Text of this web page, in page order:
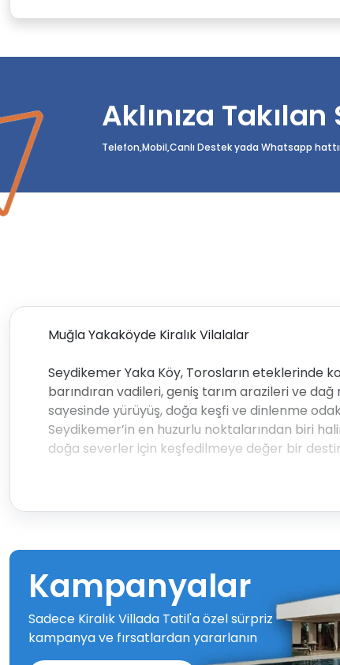
Aklınıza Takılan
Telefon,Mobil,Canlı Destek yada Whatsapp
Muğla Yakaköyde Kiralık Vilalalar
Seydikemer Yaka Köy, Torosların eteklerinde
barındıran vadileri, geniş tarım arazileri ve
sayesinde yürüyüş, doğa keşfi ve dinlenme
Seydikemer’in en huzurlu noktalarından biri
doğa severler için keşfedilmeye değer bir
Kampanyalar
Sadece Kiralık Villada Tatil'a özel sürpriz
kampanya ve fırsatlardan yararlanın